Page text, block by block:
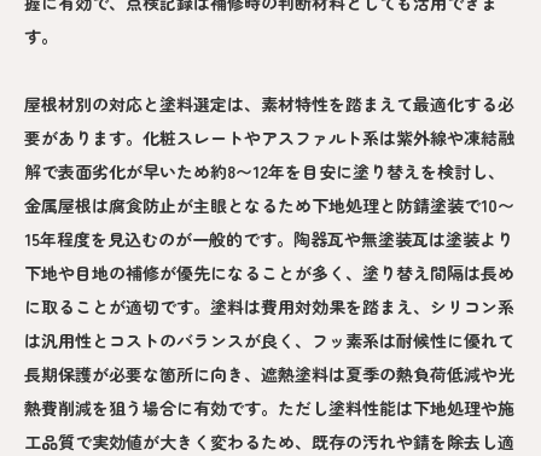
す。
屋根材別の対応と塗料選定は、素材特性を踏まえて最適化する必
要があります。化粧スレートやアスファルト系は紫外線や凍結融
解で表面劣化が早いため約8〜12年を目安に塗り替えを検討し、
金属屋根は腐食防止が主眼となるため下地処理と防錆塗装で10〜
15年程度を見込むのが一般的です。陶器瓦や無塗装瓦は塗装より
下地や目地の補修が優先になることが多く、塗り替え間隔は長め
に取ることが適切です。塗料は費用対効果を踏まえ、シリコン系
は汎用性とコストのバランスが良く、フッ素系は耐候性に優れて
長期保護が必要な箇所に向き、遮熱塗料は夏季の熱負荷低減や光
熱費削減を狙う場合に有効です。ただし塗料性能は下地処理や施
工品質で実効値が大きく変わるため、既存の汚れや錆を除去し適